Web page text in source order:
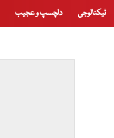
ٹیکنالوجی دلچسپ و عجیب